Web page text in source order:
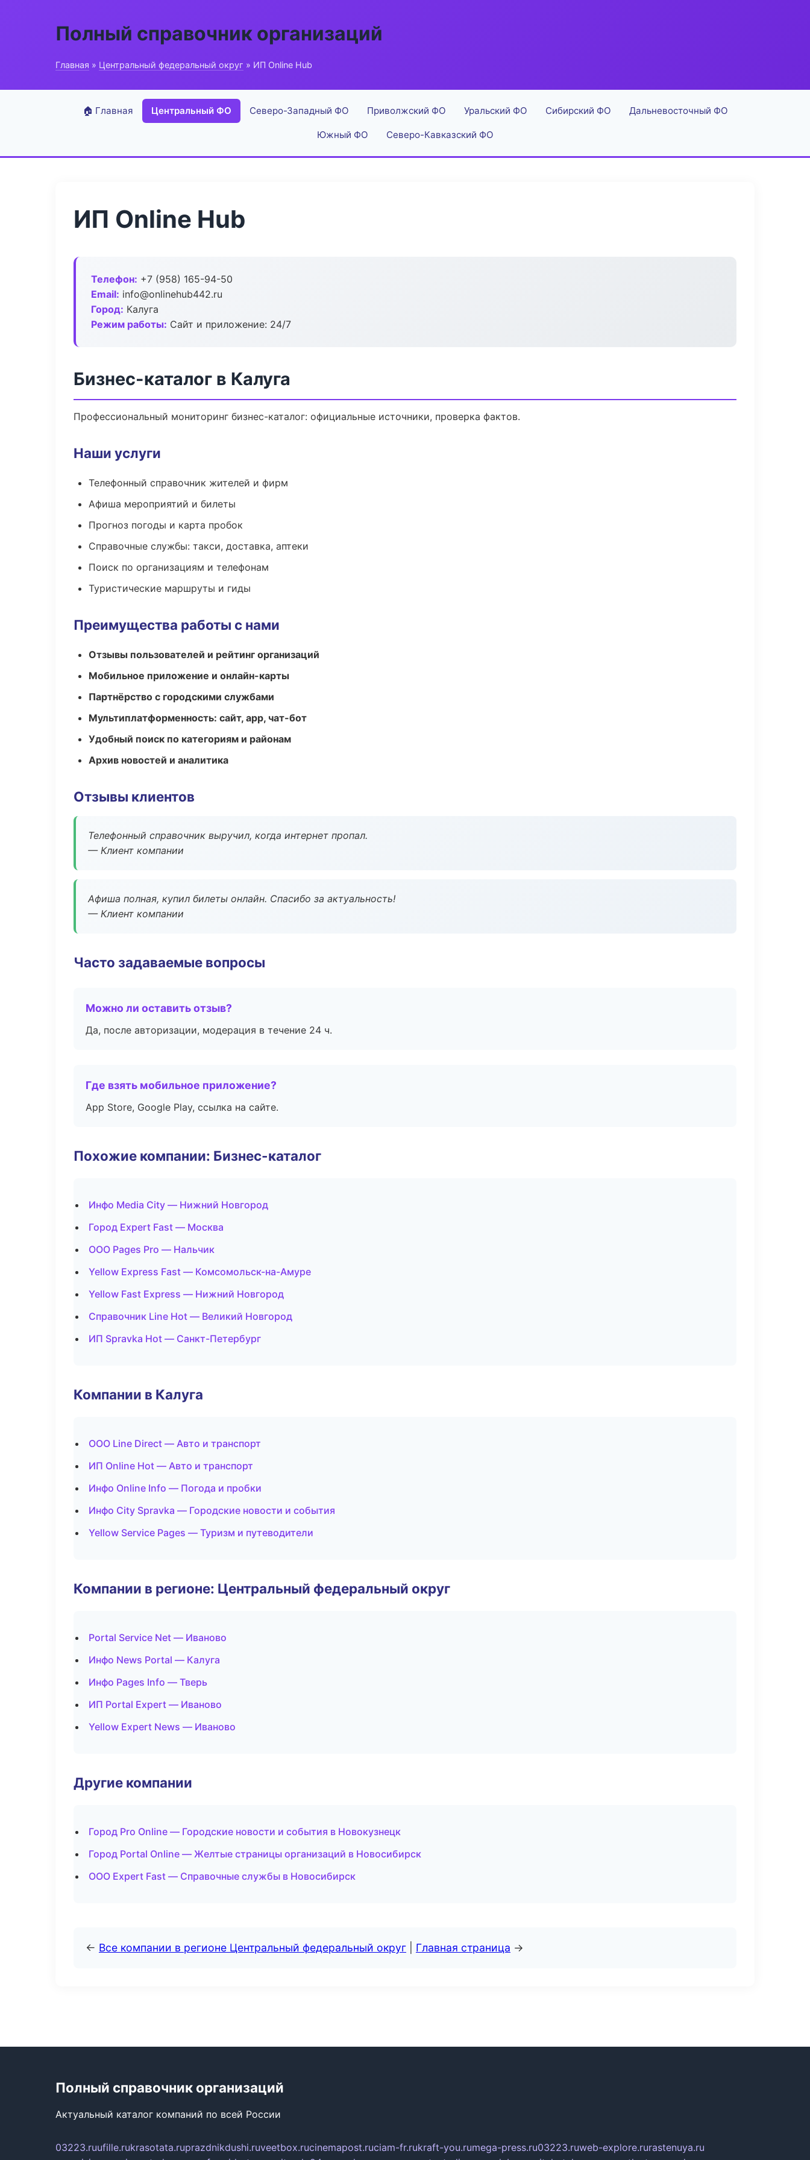
Полный справочник организаций
Главная » Центральный федеральный округ » ИП Online Hub
🏠 Главная Центральный ФО Северо-Западный ФО Приволжский ФО Уральский ФО Сибирский ФО Дальневосточный ФО
Южный ФО Северо-Кавказский ФО
ИП Online Hub
Телефон: +7 (958) 165-94-50
Email: info@onlinehub442.ru
Город: Калуга
Режим работы: Сайт и приложение: 24/7
Бизнес-каталог в Калуга
Профессиональный мониторинг бизнес-каталог: официальные источники, проверка фактов.
Наши услуги
Телефонный справочник жителей и фирм
Афиша мероприятий и билеты
Прогноз погоды и карта пробок
Справочные службы: такси, доставка, аптеки
Поиск по организациям и телефонам
Туристические маршруты и гиды
Преимущества работы с нами
Отзывы пользователей и рейтинг организаций
Мобильное приложение и онлайн-карты
Партнёрство с городскими службами
Мультиплатформенность: сайт, app, чат-бот
Удобный поиск по категориям и районам
Архив новостей и аналитика
Отзывы клиентов
Телефонный справочник выручил, когда интернет пропал.
— Клиент компании
Афиша полная, купил билеты онлайн. Спасибо за актуальность!
— Клиент компании
Часто задаваемые вопросы
Можно ли оставить отзыв?
Да, после авторизации, модерация в течение 24 ч.
Где взять мобильное приложение?
App Store, Google Play, ссылка на сайте.
Похожие компании: Бизнес-каталог
Инфо Media City — Нижний Новгород
Город Expert Fast — Москва
ООО Pages Pro — Нальчик
Yellow Express Fast — Комсомольск-на-Амуре
Yellow Fast Express — Нижний Новгород
Справочник Line Hot — Великий Новгород
ИП Spravka Hot — Санкт-Петербург
Компании в Калуга
ООО Line Direct — Авто и транспорт
ИП Online Hot — Авто и транспорт
Инфо Online Info — Погода и пробки
Инфо City Spravka — Городские новости и события
Yellow Service Pages — Туризм и путеводители
Компании в регионе: Центральный федеральный округ
Portal Service Net — Иваново
Инфо News Portal — Калуга
Инфо Pages Info — Тверь
ИП Portal Expert — Иваново
Yellow Expert News — Иваново
Другие компании
Город Pro Online — Городские новости и события в Новокузнецк
Город Portal Online — Желтые страницы организаций в Новосибирск
ООО Expert Fast — Справочные службы в Новосибирск
← Все компании в регионе Центральный федеральный округ Главная страница →
Полный справочник организаций
Актуальный каталог компаний по всей России
03223.ruufille.rukrasotata.ruprazdnikdushi.ruveetbox.rucinemapost.ruciam-fr.rukraft-you.rumega-press.ru03223.ruweb-explore.rurastenuya.ru